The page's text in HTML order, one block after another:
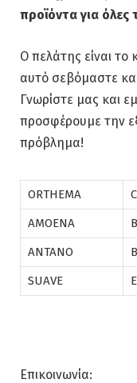
προϊόντα για όλες
Ο πελάτης είναι το
αυτό σεβόμαστε
Γνωρίστε μας και
προσφέρουμε την
πρόβλημα!
ORTHEMA
AMOENA
ANTANO
SUAVE
Επικοινωνία: